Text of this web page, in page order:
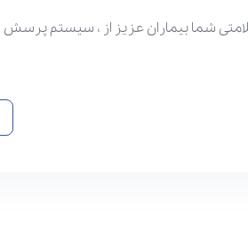
شما بیماران عزیز از ، سیستم پرسش